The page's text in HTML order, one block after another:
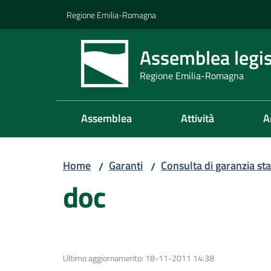
Regione Emilia-Romagna
Assemblea
Regione Emilia-Romagna
Assemblea Attività
Home / Garanti / Consulta di garanzia
doc
Ultimo aggiornamento: 18-11-2011 14:38